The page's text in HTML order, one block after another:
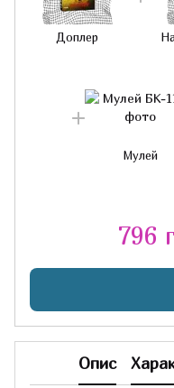
Доплер
Мулей
796
Опис